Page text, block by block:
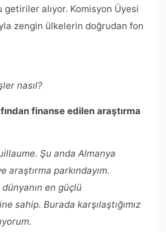
getiriler alıyor. Komisyon Üyesi
zengin ülkelerin doğrudan fon
nasıl?
finanse edilen araştırma
Şu anda Almanya
araştırma parkındayım.
en güçlü
sahip. Burada karşılaştığımız